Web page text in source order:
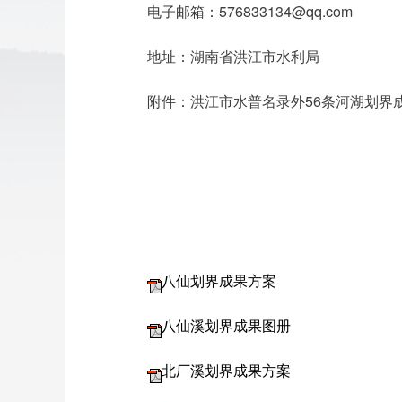
电子邮箱：576833134@qq.com
地址：湖南省洪江市水利局
附件：洪江市水普名录外56条河湖划界
八仙划界成果方案
八仙溪划界成果图册
北厂溪划界成果方案